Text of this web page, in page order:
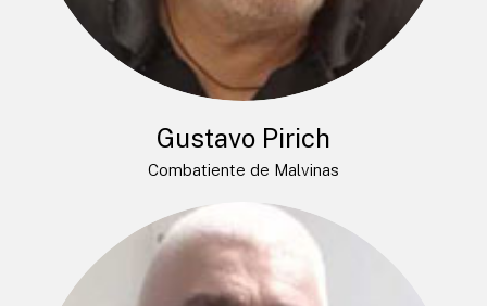
Gustavo Pirich
Combatiente de Malvinas